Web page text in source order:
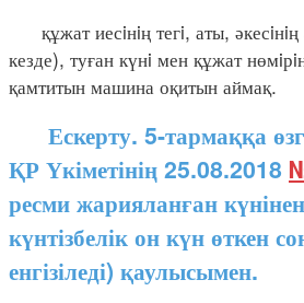
құжат иесiнiң тегi, аты, әкесiнiң
кезде), туған күнi мен құжат
қамтитын машина оқитын аймақ.
Ескерту. 5-тармаққа
ҚР Үкіметінің 25.08.2018
ресми жарияланған
күнтізбелік он күн өткен
енгізіледі) қаулысымен.